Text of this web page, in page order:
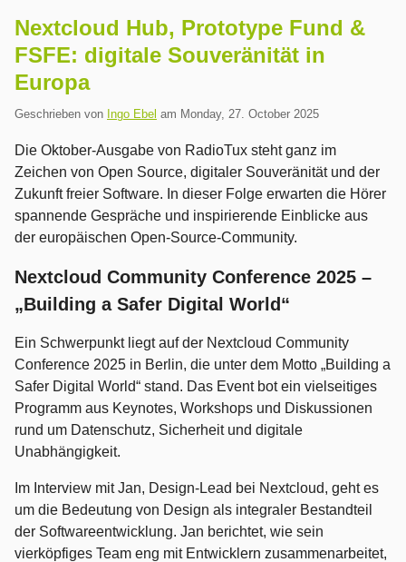
Nextcloud Hub, Prototype Fund &
FSFE: digitale Souveränität in
Europa
Geschrieben von Ingo Ebel am Monday, 27. October 2025
Die Oktober-Ausgabe von RadioTux steht ganz im
Zeichen von Open Source, digitaler Souveränität und der
Zukunft freier Software. In dieser Folge erwarten die Hörer
spannende Gespräche und inspirierende Einblicke aus
der europäischen Open-Source-Community.
Nextcloud Community Conference 2025 –
„Building a Safer Digital World“
Ein Schwerpunkt liegt auf der Nextcloud Community
Conference 2025 in Berlin, die unter dem Motto „Building a
Safer Digital World“ stand. Das Event bot ein vielseitiges
Programm aus Keynotes, Workshops und Diskussionen
rund um Datenschutz, Sicherheit und digitale
Unabhängigkeit.
Im Interview mit Jan, Design-Lead bei Nextcloud, geht es
um die Bedeutung von Design als integraler Bestandteil
der Softwareentwicklung. Jan berichtet, wie sein
vierköpfiges Team eng mit Entwicklern zusammenarbeitet,